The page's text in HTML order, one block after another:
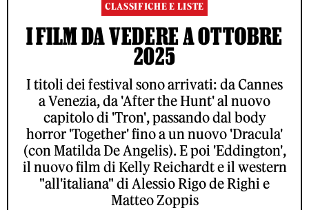
CLASSIFICHE E LISTE
I FILM DA VEDERE A OTTOBRE
2025
I titoli dei festival sono arrivati: da Cannes
a Venezia, da 'After the Hunt' al nuovo
capitolo di 'Tron', passando dal body
horror 'Together' fino a un nuovo 'Dracula'
(con Matilda De Angelis). E poi 'Eddington',
il nuovo film di Kelly Reichardt e il western
"all'italiana" di Alessio Rigo de Righi e
Matteo Zoppis